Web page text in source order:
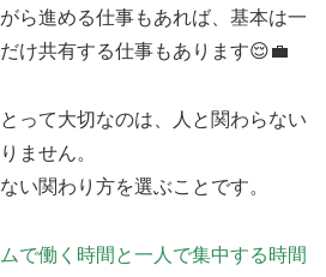
ら進める仕事もあれば、基本は一
け共有する仕事もあります😌💼
って大切なのは、人と関わらない
ません。
い関わり方を選ぶことです。
で働く時間と一人で集中する時間